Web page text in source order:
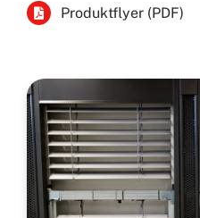
Produktflyer (PDF)